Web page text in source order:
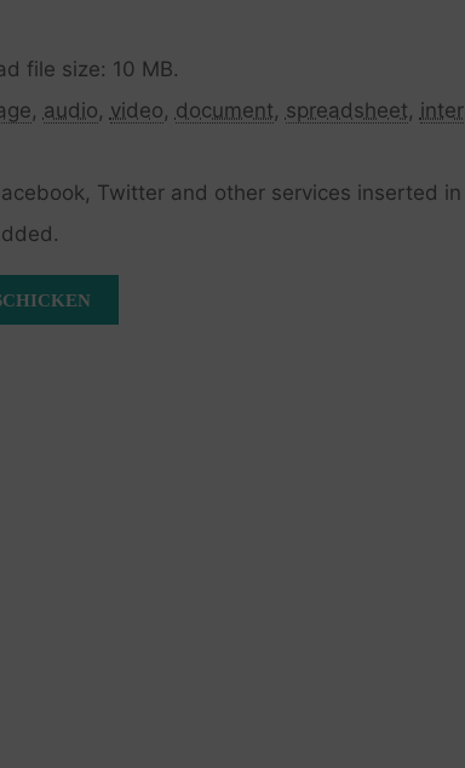
file size: 10 MB.
, audio, video, document, spreadsheet,
Twitter and other services inserted